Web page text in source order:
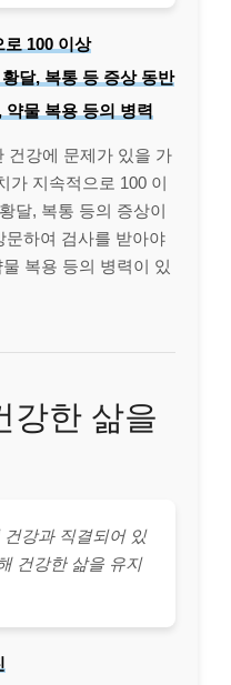
로 100 이상
달, 복통 등 증상 동반
물 복용 등의 병력
건강에 문제가 있을 가
가 지속적으로 100 이
달, 복통 등의 증상이
문하여 검사를 받아야
복용 등의 병력이 있
강한 삶을
강과 직결되어 있
건강한 삶을 유지